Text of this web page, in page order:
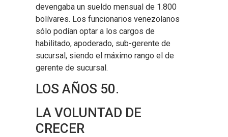
devengaba un sueldo mensual de 1.800
bolívares. Los funcionarios venezolanos
sólo podían optar a los cargos de
habilitado, apoderado, sub-gerente de
sucursal, siendo el máximo rango el de
gerente de sucursal.
LOS AÑOS 50.
LA VOLUNTAD DE
CRECER